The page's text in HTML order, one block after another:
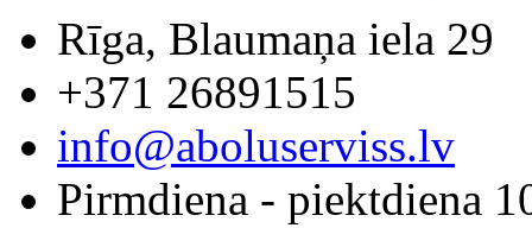
Rīga, Blaumaņa iela 29
+371 26891515
info@aboluserviss.lv
Pirmdiena - piektdiena